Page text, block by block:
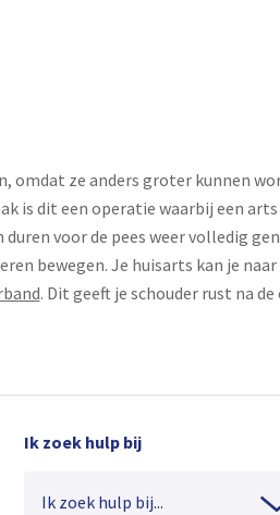
omdat ze anders groter kunnen
is dit een operatie waarbij een arts
voor de pees weer volledig
bewegen. Je huisarts kan je naar
. Dit geeft je schouder rust na
Ik zoek hulp bij
Ik zoek hulp bij...